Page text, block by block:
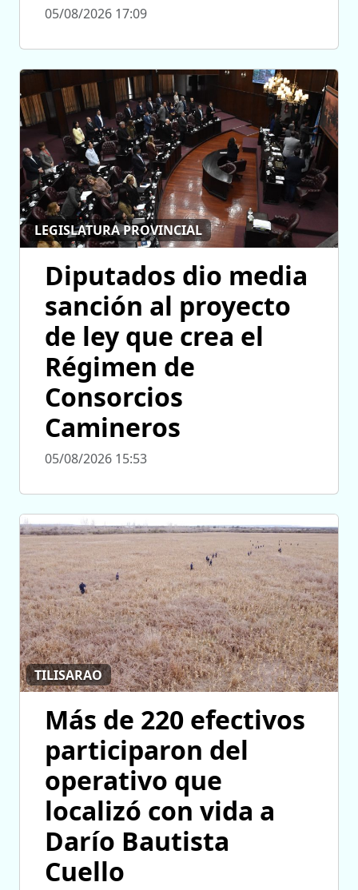
05/08/2026 17:09
LEGISLATURA PROVINCIAL
Diputados dio media
sanción al proyecto
de ley que crea el
Régimen de
Consorcios
Camineros
05/08/2026 15:53
TILISARAO
Más de 220 efectivos
participaron del
operativo que
localizó con vida a
Darío Bautista
Cuello